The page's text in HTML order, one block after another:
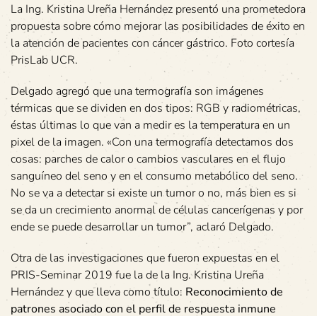
La Ing. Kristina Ureña Hernández presentó una prometedora
propuesta sobre cómo mejorar las posibilidades de éxito en
la atención de pacientes con cáncer gástrico. Foto cortesía
PrisLab UCR.
Delgado agregó que una termografía son imágenes
térmicas que se dividen en dos tipos: RGB y radiométricas,
éstas últimas lo que van a medir es la temperatura en un
pixel de la imagen. «Con una termografía detectamos dos
cosas: parches de calor o cambios vasculares en el flujo
sanguíneo del seno y en el consumo metabólico del seno.
No se va a detectar si existe un tumor o no, más bien es si
se da un crecimiento anormal de células cancerígenas y por
ende se puede desarrollar un tumor”, aclaró Delgado.
Otra de las investigaciones que fueron expuestas en el
PRIS-Seminar 2019 fue la de la Ing. Kristina Ureña
Hernández y que lleva como título: Reconocimiento de
patrones asociado con el perfil de respuesta inmune